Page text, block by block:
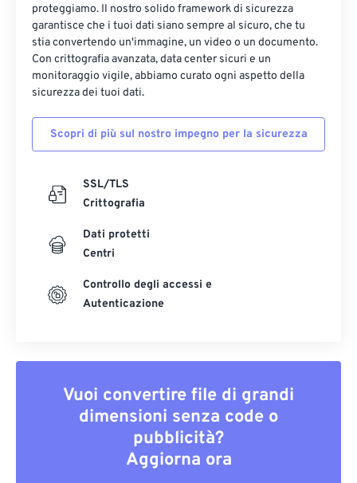
proteggiamo. Il nostro solido framework di sicurezza
garantisce che i tuoi dati siano sempre al sicuro, che tu
stia convertendo un'immagine, un video o un documento.
Con crittografia avanzata, data center sicuri e un
monitoraggio vigile, abbiamo curato ogni aspetto della
sicurezza dei tuoi dati.
Scopri di più sul nostro impegno per la sicurezza
SSL/TLS
Crittografia
Dati protetti
Centri
Controllo degli accessi e
Autenticazione
Vuoi convertire file di grandi
dimensioni senza code o
pubblicità?
Aggiorna ora